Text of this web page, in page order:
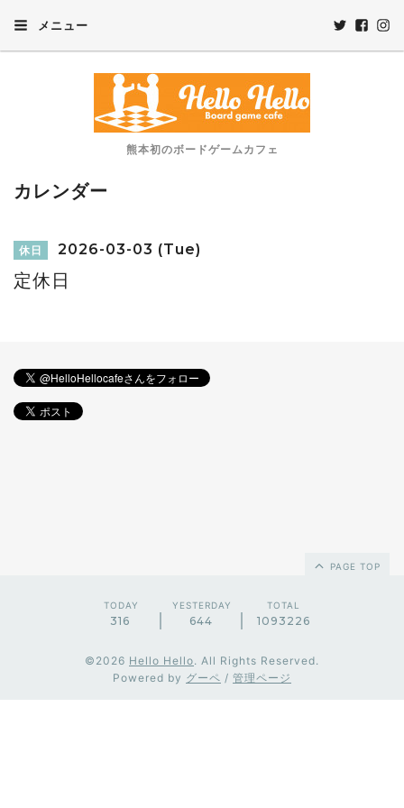
メニュー
熊本初のボードゲームカフェ
カレンダー
休日 2026-03-03 (Tue)
定休日
PAGE TOP
TODAY
316
YESTERDAY
644
TOTAL
1093226
©2026 Hello Hello. All Rights Reserved.
Powered by グーペ / 管理ページ